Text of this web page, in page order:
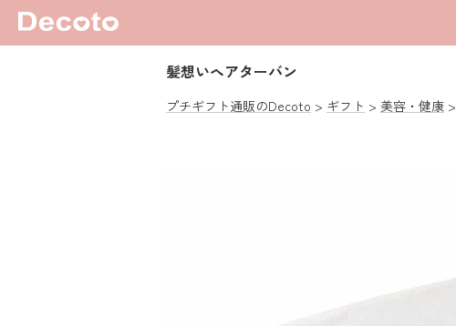
髪想いヘアターバン
プチギフト通販のDecoto ギフト 美容・健康